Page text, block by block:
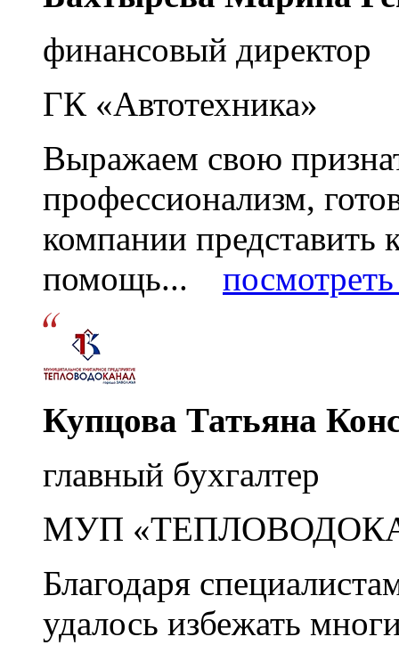
финансовый директор
ГК «Автотехника»
Выражаем свою
профессионализм,
компании
помощь...
Купцова Татьяна
главный бухгалтер
МУП
Благодаря
удалось избежать